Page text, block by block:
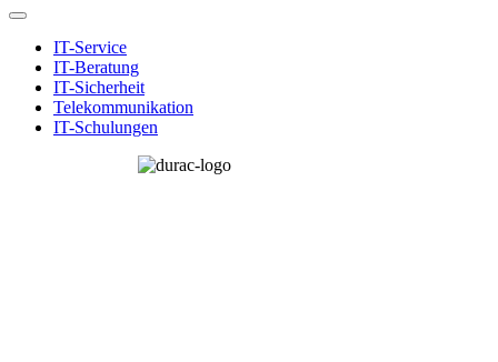
IT-Service
IT-Beratung
IT-Sicherheit
Telekommunikation
IT-Schulungen